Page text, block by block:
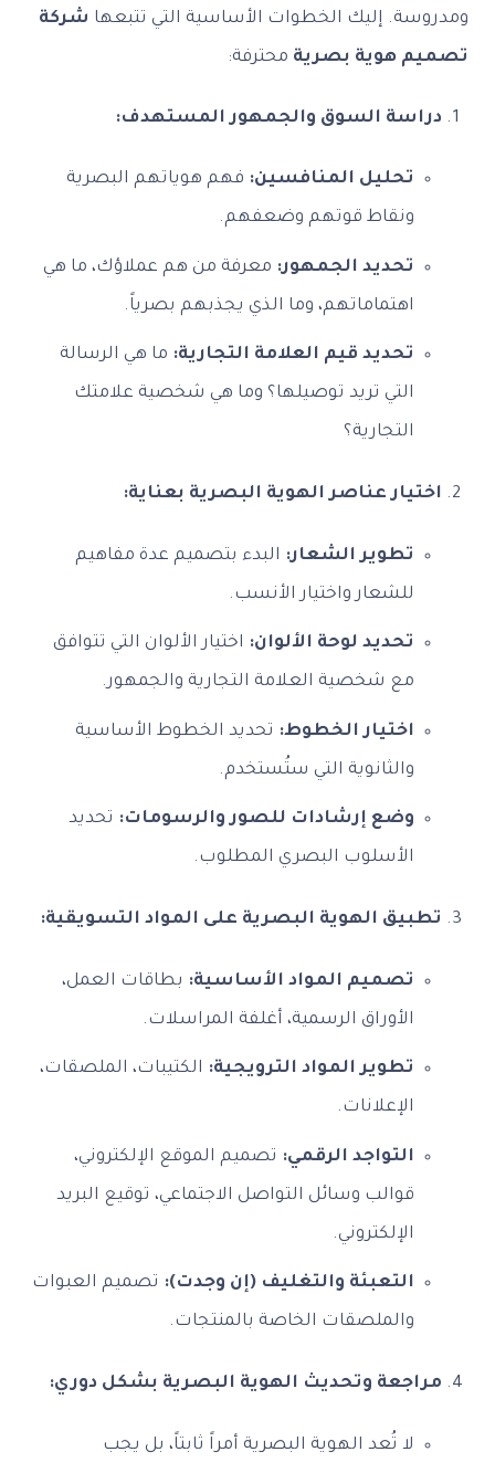
ومدروسة. إليك الخطوات الأساسية التي تتبعها شركة
تصميم هوية بصرية محترفة:
دراسة السوق والجمهور المستهدف:
تحليل المنافسين: فهم هوياتهم البصرية
ونقاط قوتهم وضعفهم.
تحديد الجمهور: معرفة من هم عملاؤك، ما هي
اهتماماتهم، وما الذي يجذبهم بصرياً.
تحديد قيم العلامة التجارية: ما هي الرسالة
التي تريد توصيلها؟ وما هي شخصية علامتك
التجارية؟
اختيار عناصر الهوية البصرية بعناية:
تطوير الشعار: البدء بتصميم عدة مفاهيم
للشعار واختيار الأنسب.
تحديد لوحة الألوان: اختيار الألوان التي تتوافق
مع شخصية العلامة التجارية والجمهور.
اختيار الخطوط: تحديد الخطوط الأساسية
والثانوية التي ستُستخدم.
وضع إرشادات للصور والرسومات: تحديد
الأسلوب البصري المطلوب.
تطبيق الهوية البصرية على المواد التسويقية:
تصميم المواد الأساسية: بطاقات العمل،
الأوراق الرسمية، أغلفة المراسلات.
تطوير المواد الترويجية: الكتيبات، الملصقات،
الإعلانات.
التواجد الرقمي: تصميم الموقع الإلكتروني،
قوالب وسائل التواصل الاجتماعي، توقيع البريد
الإلكتروني.
التعبئة والتغليف (إن وجدت): تصميم العبوات
والملصقات الخاصة بالمنتجات.
مراجعة وتحديث الهوية البصرية بشكل دوري:
لا تُعد الهوية البصرية أمراً ثابتاً، بل يجب